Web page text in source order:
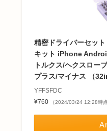
精密ドライバーセッ
キット iPhone
トルクス/ヘクスロー
プラス/マイナス （
YFFSFDC
¥760
（2024/03/24 12:28時